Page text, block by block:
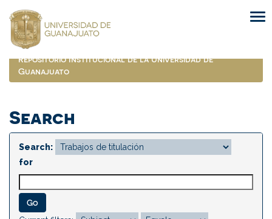
navigation
Repositorio Institucional de la Universidad de
Guanajuato
Search
Search:
for